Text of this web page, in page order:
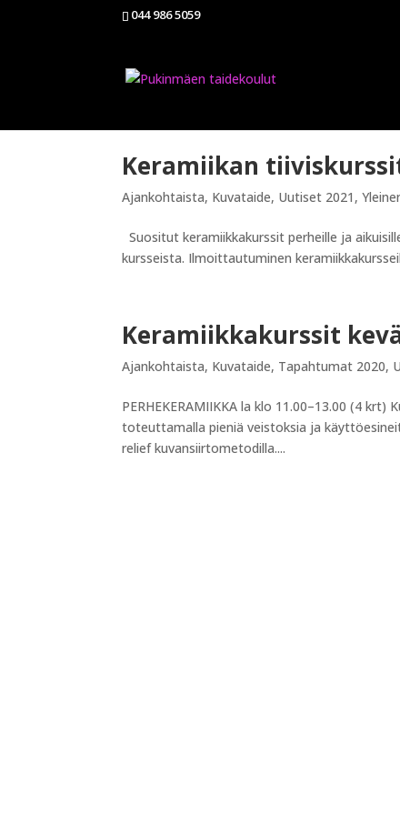
044 986 5059
Keramiikan
Ajankohtaista, Kuvataide, Uutiset 2021 ,
Suositut keramiikkakurssit perheille ja
kursseista. Ilmoittautuminen
Keramiikkakurssit
Ajankohtaista, Kuvataide, Tapahtumat 2020,
PERHEKERAMIIKKA la klo 11.00–13.00 (4
toteuttamalla pieniä veistoksia ja
relief kuvansiirtometodilla....